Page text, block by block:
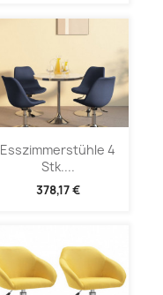
Esszimmerstühle 4
Stk....
378,17 €